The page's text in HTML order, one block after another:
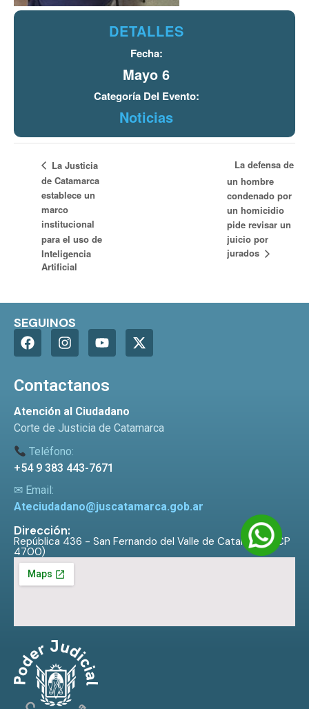
DETALLES
Fecha:
Mayo 6
Categoría Del Evento:
Noticias
La Justicia
de Catamarca
establece un
marco
institucional
para el uso de
Inteligencia
Artificial
La defensa de
un hombre
condenado por
un homicidio
pide revisar un
juicio por
jurados
SEGUINOS
Contactanos
Atención al Ciudadano
Corte de Justicia de Catamarca
Teléfono:
+54 9 383 443-7671
✉ Email:
Ateciudadano@juscatamarca.gob.ar
Dirección:
República 436 - San Fernando del Valle de Catamarca (CP
4700)